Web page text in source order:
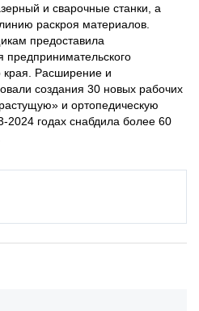
и сварочные станки, а
раскроя материалов.
предоставила
Расширение и
создания 30 новых рабочих
и ортопедическую
2024 годах снабдила более 60